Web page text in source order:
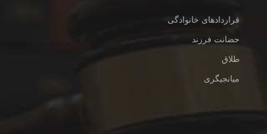
قراردادهای خانوادگی
حضانت فرزند
طلاق
میانجیگری